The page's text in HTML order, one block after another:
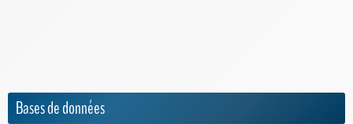
Bases de données